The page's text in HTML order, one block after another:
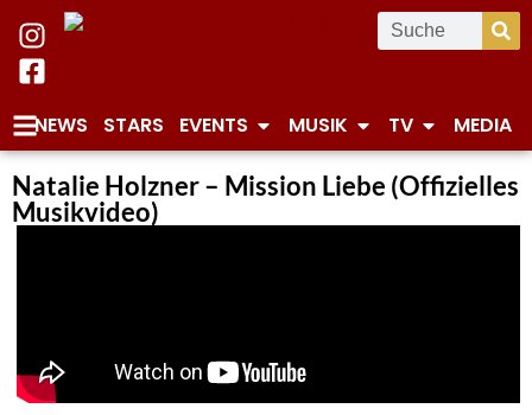
NEWS STARS EVENTS MUSIK TV MEDIA
Natalie Holzner – Mission Liebe (Offizielles
Musikvideo)